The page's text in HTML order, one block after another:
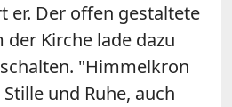
er. Der offen gestaltete
Kirche lade dazu
"Himmelkron
und Ruhe, auch